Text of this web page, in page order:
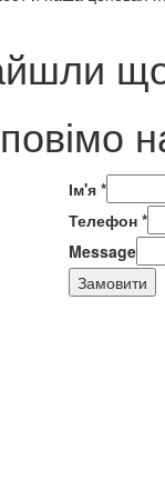
Ім'я *
Телефон *
Message
Замовити